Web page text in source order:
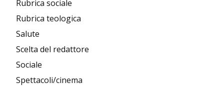
Rubrica sociale
Rubrica teologica
Salute
Scelta del redattore
Sociale
Spettacoli/cinema